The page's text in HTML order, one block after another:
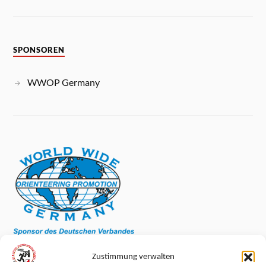
Zustimmung verwalten
SPONSOREN
WWOP Germany